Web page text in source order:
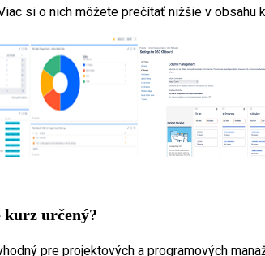
si o nich môžete prečítať nižšie v obsahu
kurz určený?
pre projektových a programových